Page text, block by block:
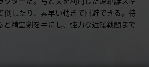
したり、素早い動きで回避できる。特
精霊剣を手にし、強力な近接戦闘まで